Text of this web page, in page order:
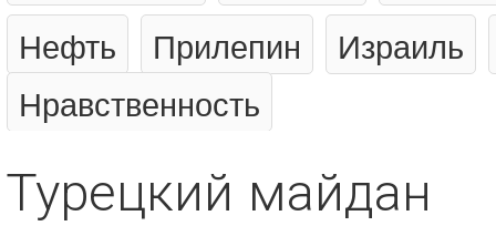
Нефть
Прилепин
Израиль
Нравственность
Турецкий майдан